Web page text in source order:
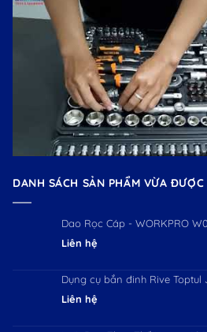
DANH SÁCH SẢN PHẨM VỪA ĐƯỢC
Dao Rọc Cáp - WORKPRO
Liên hệ
Dụng cụ bắn đinh Rive Toptul
Liên hệ